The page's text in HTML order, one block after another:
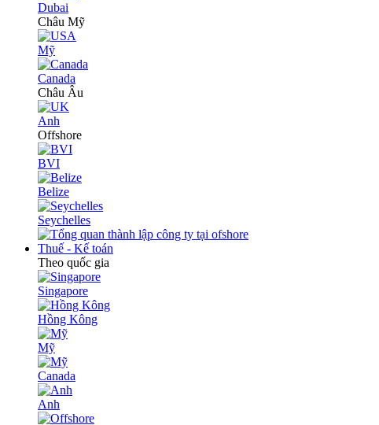
Dubai
Châu Mỹ
Mỹ
Canada
Châu Âu
Anh
Offshore
BVI
Belize
Seychelles
Thuế - Kế toán
Theo quốc gia
Singapore
Hồng Kông
Mỹ
Canada
Anh